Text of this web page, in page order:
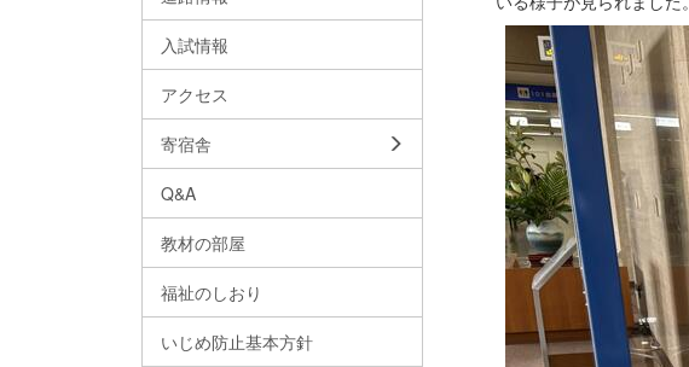
入試情報
アクセス
寄宿舎
Q&A
教材の部屋
福祉のしおり
いじめ防止基本方針